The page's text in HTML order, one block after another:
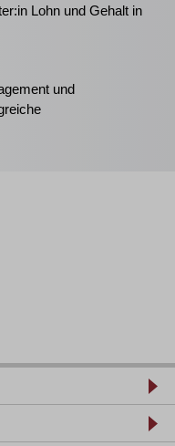
Lohn und Gehalt in
und